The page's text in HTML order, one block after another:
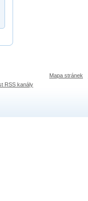
Mapa stránek
RSS kanály